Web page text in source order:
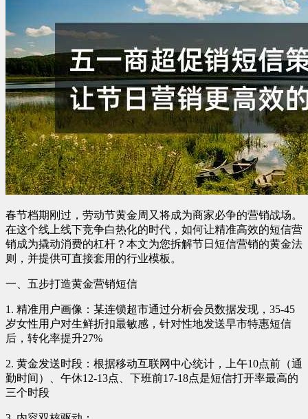
春节档期刚过，劳动节黄金周又将成为商家必争的营销战场。
在这个线上线下竞争白热化的时代，如何让精准高效的短信营
销成为撬动消费的杠杆？本文为您拆解节日短信营销的黄金法
则，并提供可直接套用的行业模板。
一、五步打造黄金营销短信
1. 精准用户画像：某连锁超市通过分析会员数据发现，35-45
岁女性用户对生鲜折扣最敏感，针对性地发送早市特惠短信
后，转化率提升27%
2. 黄金发送时段：根据移动互联网中心统计，上午10点前（通
勤时间）、午休12-13点、下班前17-18点是短信打开率最高的
三个时段